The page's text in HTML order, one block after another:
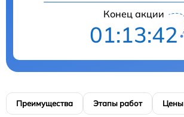
Конец акции
01:13:41
Преимущества Этапы работ Цены